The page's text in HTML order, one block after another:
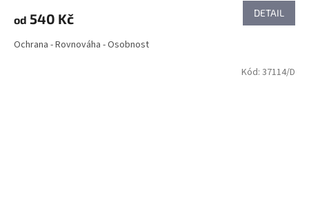
od 540 Kč DETAIL
Ochrana - Rovnováha - Osobnost
Kód: 37114/D